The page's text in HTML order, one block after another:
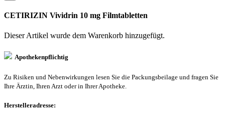
CETIRIZIN Vividrin 10 mg Filmtabletten
Dieser Artikel wurde dem Warenkorb hinzugefügt.
Apothekenpflichtig
Zu Risiken und Nebenwirkungen lesen Sie die Packungsbeilage und fragen Sie
Ihre Ärztin, Ihren Arzt oder in Ihrer Apotheke.
Herstelleradresse: